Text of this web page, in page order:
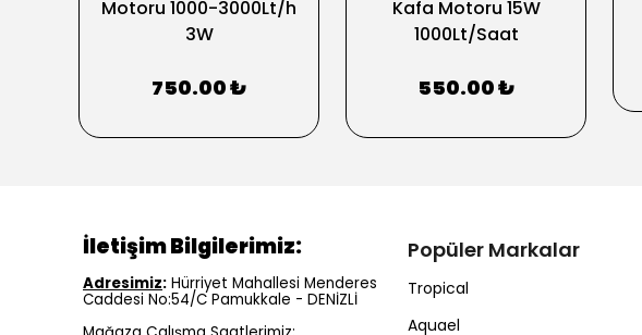
Motoru 1000-3000Lt/h
3W
750.00 ₺
Kafa Motoru 15W
1000Lt/Saat
550.00 ₺
Popüler Markalar
Tropical
Aquael
İletişim Bilgilerimiz:
Adresimiz: Hürriyet Mahallesi Menderes
Caddesi No:54/C Pamukkale - DENİZLİ